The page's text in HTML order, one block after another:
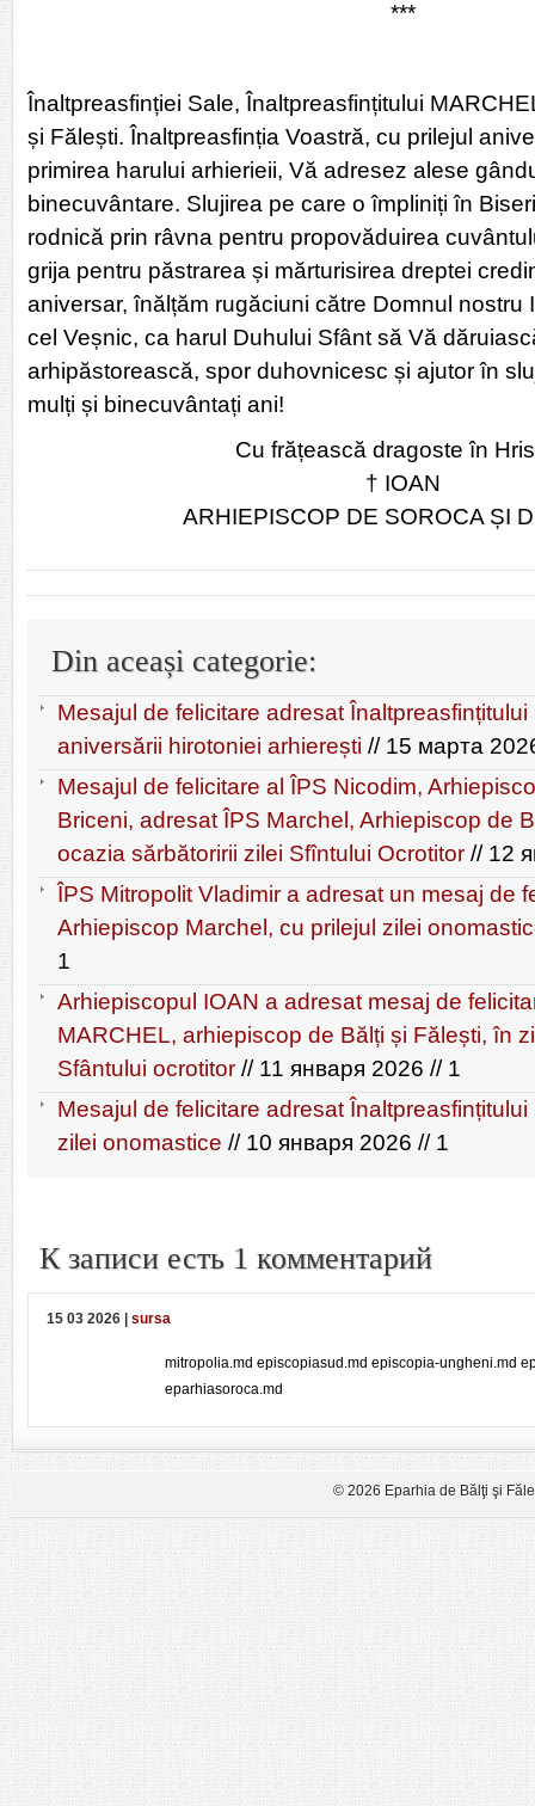
***
Înaltpreasfinției Sale, Înaltpreasfințitului
și Fălești. Înaltpreasfinția Voastră, cu prilejul
primirea harului arhierieii, Vă adresez alese
binecuvântare. Slujirea pe care o împliniți în
rodnică prin râvna pentru propovăduirea
grija pentru păstrarea și mărturisirea dreptei
aniversar, înălțăm rugăciuni către Domnul nostru
cel Veșnic, ca harul Duhului Sfânt să Vă
arhipăstorească, spor duhovnicesc și ajutor în
mulți și binecuvântați ani!
Cu frățească dragoste în
† IOAN
ARHIEPISCOP DE SOROCA ȘI
Din aceași categorie:
Mesajul de felicitare adresat
aniversării hirotoniei arhierești // 15 марта
Mesajul de felicitare al ÎPS Nicodim,
Briceni, adresat ÎPS Marchel, Arhiepiscop de
ocazia sărbătoririi zilei Sfîntului Ocrotitor // 12
ÎPS Mitropolit Vladimir a adresat un mesaj de
Arhiepiscop Marchel, cu prilejul zilei
1
Arhiepiscopul IOAN a adresat mesaj de
MARCHEL, arhiepiscop de Bălți și Fălești, în
Sfântului ocrotitor // 11 января 2026 // 1
Mesajul de felicitare adresat
zilei onomastice // 10 января 2026 // 1
К записи есть 1 комментарий
15 03 2026 | sursa
mitropolia.md episcopiasud.md episcopia-ungheni.md
eparhiasoroca.md
© 2026 Eparhia de Bălţi şi